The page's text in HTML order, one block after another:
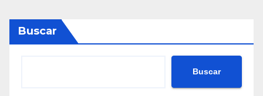
Buscar
Buscar